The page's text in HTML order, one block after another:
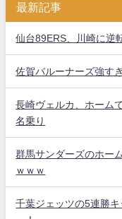
最新記事
仙台89ERS、川崎に逆
佐賀バルーナーズ強す
長崎ヴェルカ、ホーム
名乗り
群馬サンダーズのホー
ｗｗｗ
千葉ジェッツの5連勝